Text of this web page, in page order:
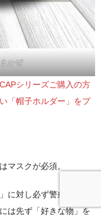
かぜ
シリーズご購入の方
「帽子ホルダー」をプ
マスクが必須。
に対し必ず警戒心を持
は先ず「好きな物」を